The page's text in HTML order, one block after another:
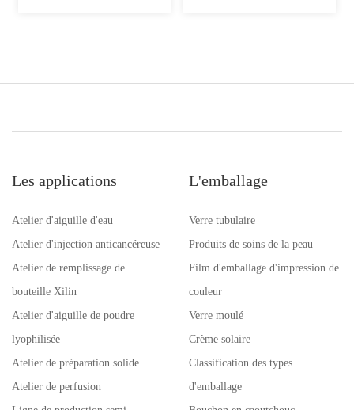
Les applications
Atelier d'aiguille d'eau
Atelier d'injection anticancéreuse
Atelier de remplissage de
bouteille Xilin
Atelier d'aiguille de poudre
lyophilisée
Atelier de préparation solide
Atelier de perfusion
L'emballage
Verre tubulaire
Produits de soins de la peau
Film d'emballage d'impression de
couleur
Verre moulé
Crème solaire
Classification des types
d'emballage